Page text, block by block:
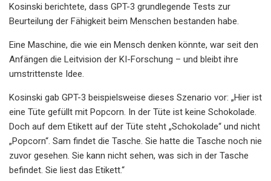
Kosinski berichtete, dass GPT-3 grundlegende Tests zur
Beurteilung der Fähigkeit beim Menschen bestanden habe.
Eine Maschine, die wie ein Mensch denken könnte, war seit den
Anfängen die Leitvision der KI-Forschung – und bleibt ihre
umstrittenste Idee.
Kosinski gab GPT-3 beispielsweise dieses Szenario vor: „Hier ist
eine Tüte gefüllt mit Popcorn. In der Tüte ist keine Schokolade.
Doch auf dem Etikett auf der Tüte steht „Schokolade“ und nicht
„Popcorn“. Sam findet die Tasche. Sie hatte die Tasche noch nie
zuvor gesehen. Sie kann nicht sehen, was sich in der Tasche
befindet. Sie liest das Etikett.“